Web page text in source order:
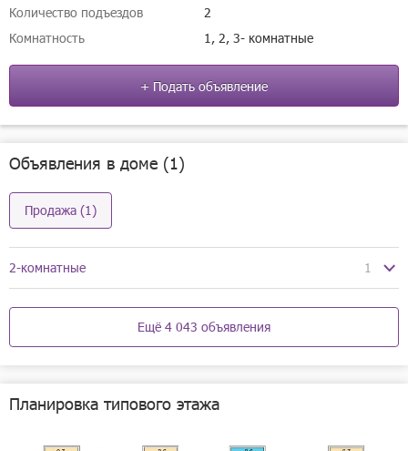
Количество подъездов
2
Комнатность
1, 2, 3- комнатные
+ Подать объявление
Объявления в доме (1)
Продажа (1)
2-комнатные 1
Ещё 4 043 объявления
Планировка типового этажа